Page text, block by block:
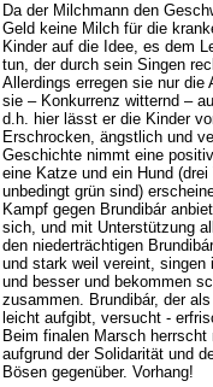
Da der Milchmann den
Geld keine Milch für die
Kinder auf die Idee, es dem
tun, der durch sein Singen
Allerdings erregen sie nur die
sie – Konkurrenz witternd –
d.h. hier lässt er die Kinder
Erschrocken, ängstlich und
Geschichte nimmt eine
eine Katze und ein Hund
unbedingt grün sind)
Kampf gegen Brundibár
sich, und mit Unterstützung
den niederträchtigen
und stark weil vereint, singen
und besser und bekommen
zusammen. Brundibár, der
leicht aufgibt, versucht -
Beim finalen Marsch
aufgrund der Solidarität und
Bösen gegenüber. Vorhang!